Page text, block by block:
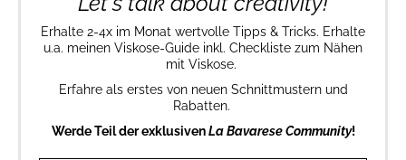
Erhalte 2-4x im Monat wertvolle Tipps & Tricks. Erhalte
u.a. meinen Viskose-Guide inkl. Checkliste zum Nähen
mit Viskose.
Erfahre als erstes von neuen Schnittmustern und
Rabatten.
Werde Teil der exklusivenLa Bavarese Community!